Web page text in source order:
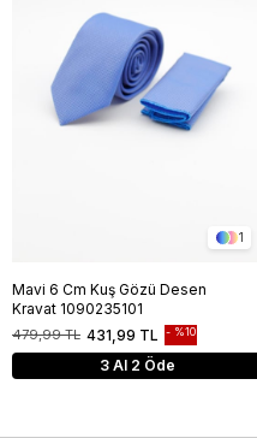
1
Mavi 6 Cm Kuş Gözü Desen
Kravat 1090235101
431,99 TL
479,99 TL %10
3 Al 2 Öde